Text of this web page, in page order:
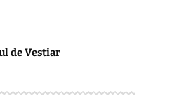
de Vestiar